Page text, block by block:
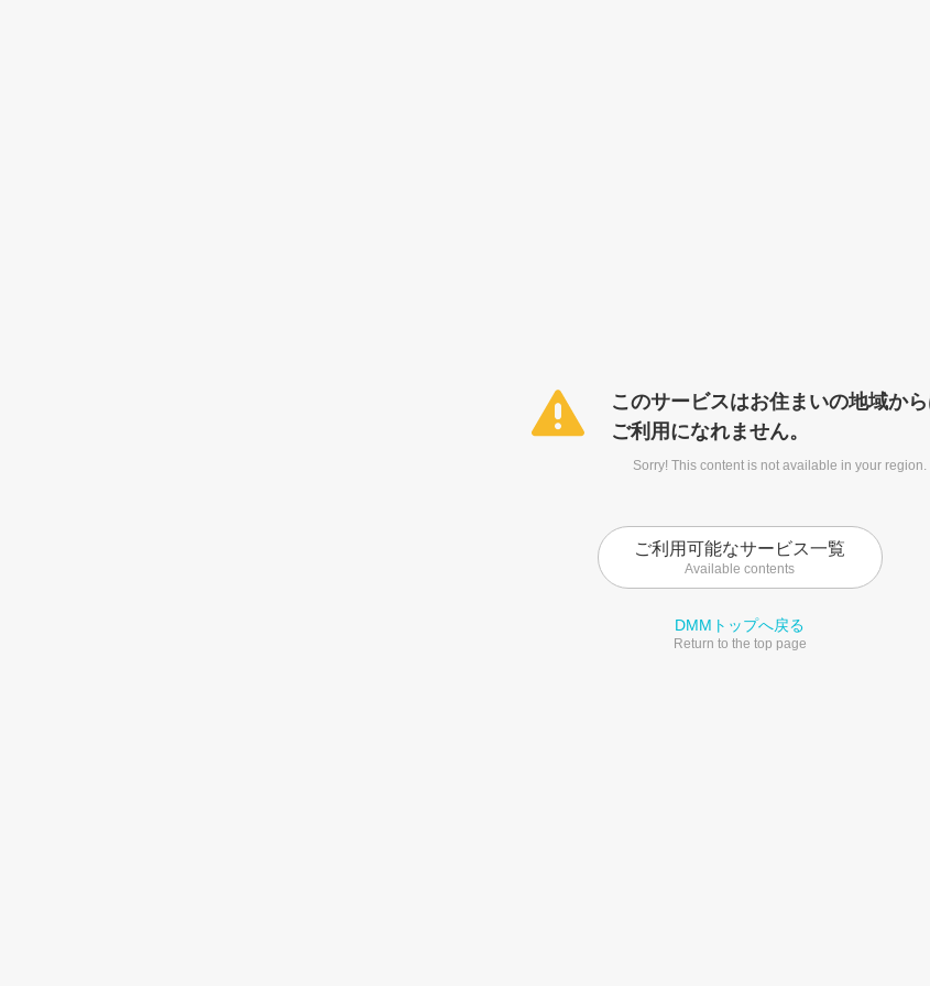
このサービスはお住まいの地域か
ご利用になれません。
Sorry! This content is not available in your region.
ご利用可能なサービス一覧
Available contents
DMMトップへ戻る
Return to the top page